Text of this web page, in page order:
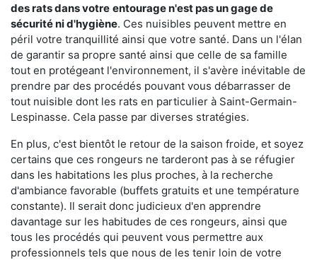
des rats dans votre entourage n'est pas un gage de
sécurité ni d'hygiène. Ces nuisibles peuvent mettre en
péril votre tranquillité ainsi que votre santé. Dans un l'élan
de garantir sa propre santé ainsi que celle de sa famille
tout en protégeant l'environnement, il s'avère inévitable de
prendre par des procédés pouvant vous débarrasser de
tout nuisible dont les rats en particulier à Saint-Germain-
Lespinasse. Cela passe par diverses stratégies.
En plus, c'est bientôt le retour de la saison froide, et soyez
certains que ces rongeurs ne tarderont pas à se réfugier
dans les habitations les plus proches, à la recherche
d'ambiance favorable (buffets gratuits et une température
constante). Il serait donc judicieux d'en apprendre
davantage sur les habitudes de ces rongeurs, ainsi que
tous les procédés qui peuvent vous permettre aux
professionnels tels que nous de les tenir loin de votre